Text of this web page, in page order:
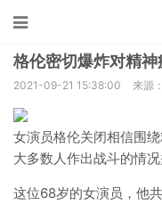
格伦密切爆炸对精
2021-09-21 15:38:00 来源：
女演员格伦关闭相信围
大多数人作出战斗的情况
这位68岁的女演员，他